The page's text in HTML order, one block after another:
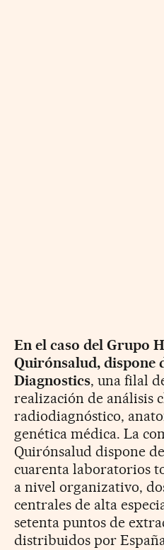
En el caso del Grupo
Quirónsalud, dispone
Diagnostics, una filal
realización de análisis
radiodiagnóstico,
genética médica. La
Quirónsalud dispone
cuarenta laboratorios
a nivel organizativo,
centrales de alta
setenta puntos de
distribuidos por